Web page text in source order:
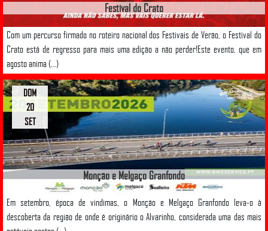
Festival do Crato
Com um percurso firmado no roteiro nacional dos Festivais de Verão, o Festival do
Crato está de regresso para mais uma edição a não perder!Este evento, que em
agosto anima (...)
Monção e Melgaço Granfondo
Em setembro, época de vindimas, o Monção e Melgaço Granfondo leva-o à
descoberta da região de onde é originário o Alvarinho, considerada uma das mais
DOM
20
SET